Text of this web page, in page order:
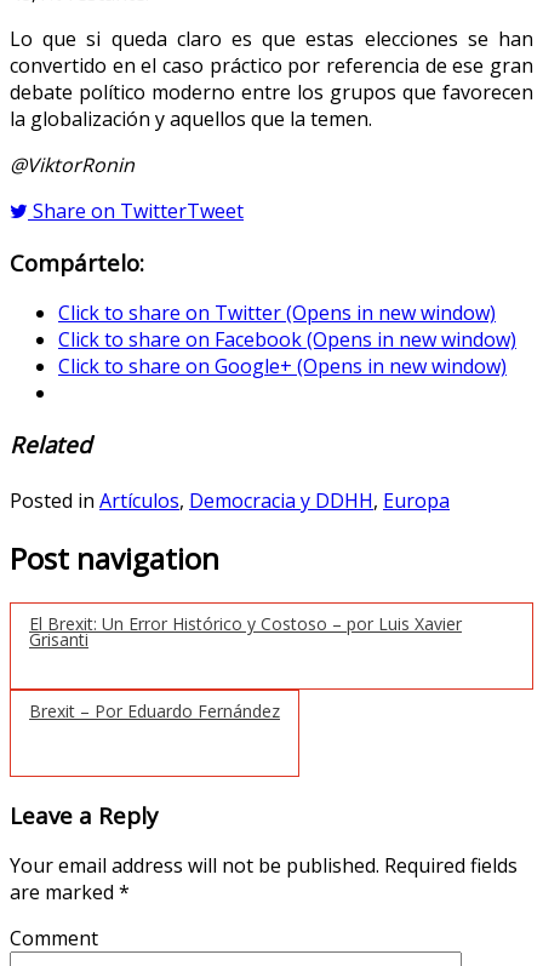
Lo que si queda claro es que estas elecciones se han
convertido en el caso práctico por referencia de ese gran
debate político moderno entre los grupos que favorecen
la globalización y aquellos que la temen.
@ViktorRonin
Share on TwitterTweet
Compártelo:
Click to share on Twitter (Opens in new window)
Click to share on Facebook (Opens in new window)
Click to share on Google+ (Opens in new window)
Related
Posted in Artículos, Democracia y DDHH, Europa
Post navigation
El Brexit: Un Error Histórico y Costoso – por Luis Xavier
Grisanti
Brexit – Por Eduardo Fernández
Leave a Reply
Your email address will not be published. Required fields
are marked *
Comment